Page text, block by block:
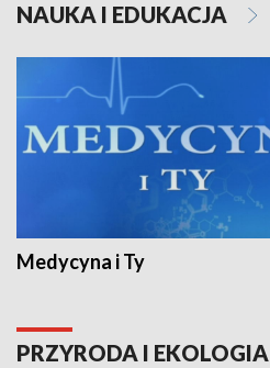
NAUKA I EDUKACJA
Medycyna i Ty
PRZYRODA I EKOLOGIA